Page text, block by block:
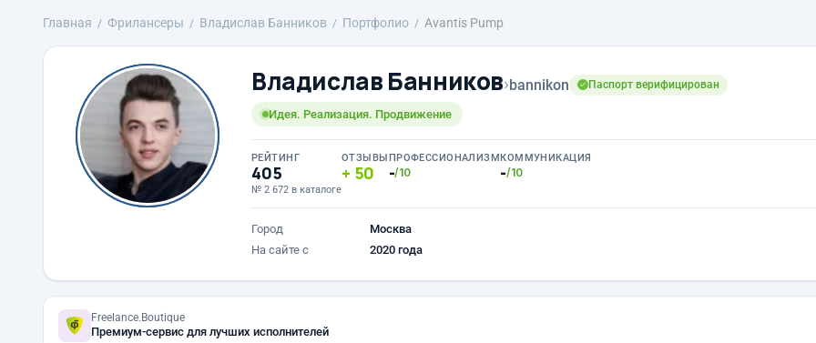
Главная Фрилансеры Владислав Банников Портфолио Avantis Pump
Владислав Банников›bannikon Паспорт верифицирован
Идея. Реализация. Продвижение
РЕЙТИНГ
405
№ 2 672 в каталоге
ОТЗЫВЫ
50
ПРОФЕССИОНАЛИЗМ
-/10
КОММУНИКАЦИЯ
-/10
Город
Москва
На сайте с
2020 года
Freelance.Boutique
Премиум-сервис для лучших исполнителей